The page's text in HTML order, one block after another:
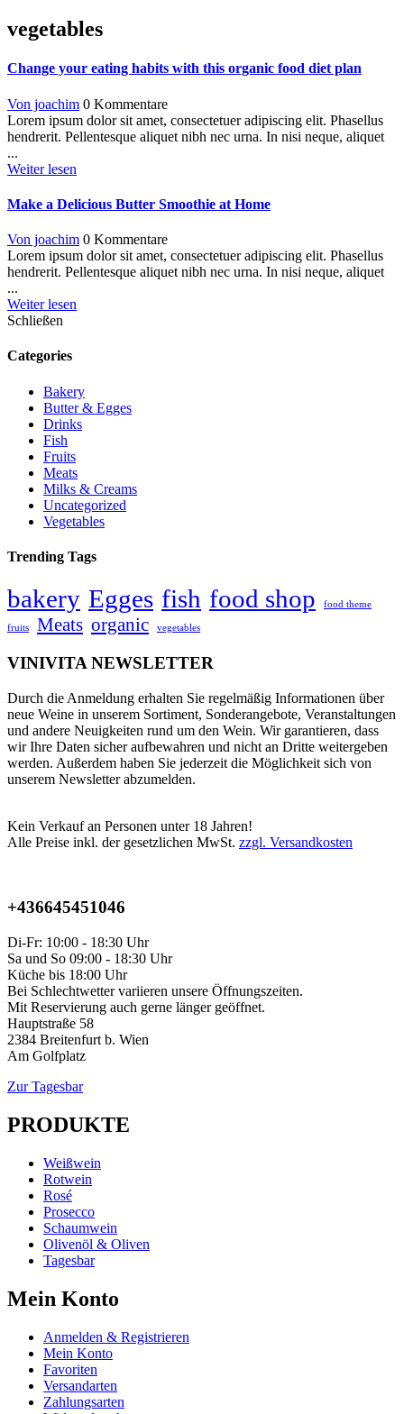
vegetables
Change your eating habits with this organic food diet plan
Von joachim 0 Kommentare
Lorem ipsum dolor sit amet, consectetuer adipiscing elit. Phasellus
hendrerit. Pellentesque aliquet nibh nec urna. In nisi neque, aliquet
...
Weiter lesen
Make a Delicious Butter Smoothie at Home
Von joachim 0 Kommentare
Lorem ipsum dolor sit amet, consectetuer adipiscing elit. Phasellus
hendrerit. Pellentesque aliquet nibh nec urna. In nisi neque, aliquet
...
Weiter lesen
Schließen
Categories
Bakery
Butter & Egges
Drinks
Fish
Fruits
Meats
Milks & Creams
Uncategorized
Vegetables
Trending Tags
bakery Egges fish food shop food theme
fruits Meats organic vegetables
VINIVITA NEWSLETTER
Durch die Anmeldung erhalten Sie regelmäßig Informationen über
neue Weine in unserem Sortiment, Sonderangebote, Veranstaltungen
und andere Neuigkeiten rund um den Wein. Wir garantieren, dass
wir Ihre Daten sicher aufbewahren und nicht an Dritte weitergeben
werden. Außerdem haben Sie jederzeit die Möglichkeit sich von
unserem Newsletter abzumelden.
Kein Verkauf an Personen unter 18 Jahren!
Alle Preise inkl. der gesetzlichen MwSt. zzgl. Versandkosten
+436645451046
Di-Fr: 10:00 - 18:30 Uhr
Sa und So 09:00 - 18:30 Uhr
Küche bis 18:00 Uhr
Bei Schlechtwetter variieren unsere Öffnungszeiten.
Mit Reservierung auch gerne länger geöffnet.
Hauptstraße 58
2384 Breitenfurt b. Wien
Am Golfplatz
Zur Tagesbar
PRODUKTE
Weißwein
Rotwein
Rosé
Prosecco
Schaumwein
Olivenöl & Oliven
Tagesbar
Mein Konto
Anmelden & Registrieren
Mein Konto
Favoriten
Versandarten
Zahlungsarten